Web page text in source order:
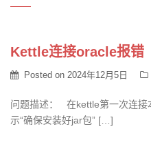
Kettle连接oracle报错
Posted on 2024年12月5日
问题描述： 在kettle第一次连接
示“确保安装好jar包” […]